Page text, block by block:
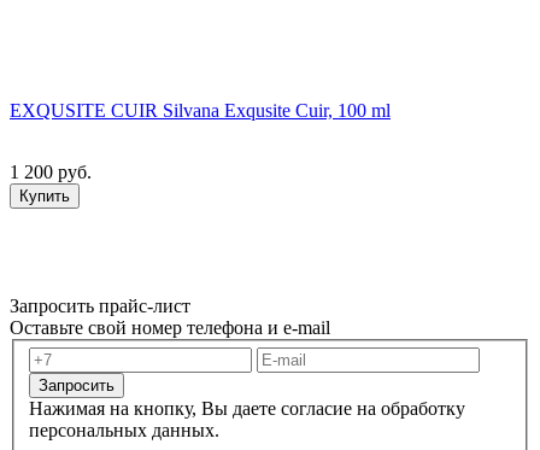
EXQUSITE CUIR Silvana Exqusite Cuir, 100 ml
1 200 руб.
Купить
Запросить прайс-лист
Оставьте свой номер телефона и e-mail
Запросить
Нажимая на кнопку, Вы даете согласие на обработку
персональных данных.